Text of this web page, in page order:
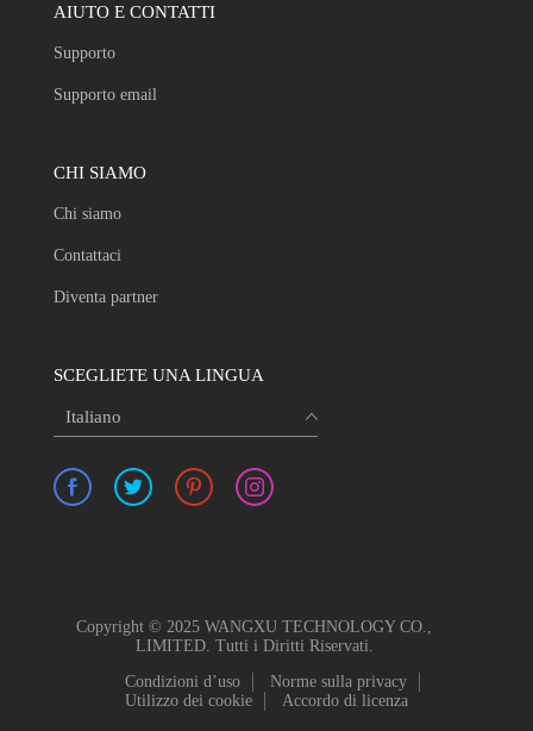
AIUTO E CONTATTI
Supporto
Supporto email
CHI SIAMO
Chi siamo
Contattaci
Diventa partner
SCEGLIETE UNA LINGUA
Italiano
Copyright © 2025 WANGXU TECHNOLOGY CO.,
LIMITED. Tutti i Diritti Riservati.
Condizioni d’uso
Norme sulla privacy
Utilizzo dei cookie
Accordo di licenza